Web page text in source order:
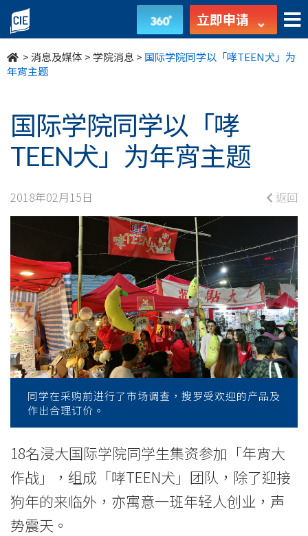
国
际
学
同
学
以
「哮
TEEN
犬」
为
年
宵
题
学
院
立即申请
>消息及媒体 >学院消息 > 国际学院同学以「哮TEEN犬」为
年宵主题
国际学院同学以「哮
TEEN犬」为年宵主题
2018年02月15日 返回
同学在采购前进行了市场调查，搜罗受欢迎的产品及
作出合理订价。
18名浸大国际学院同学生集资参加「年宵大
作战」，组成「哮TEEN犬」团队，除了迎接
狗年的来临外，亦寓意一班年轻人创业，声
势震天。